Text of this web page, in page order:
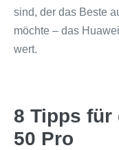
sind, der das Beste
möchte – das
wert.
8 Tipps für
50 Pro